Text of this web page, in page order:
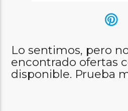
Lo sentimos, pero
encontrado ofertas
disponible. Prueba